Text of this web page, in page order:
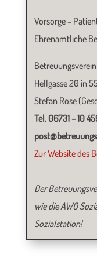
Vorsorge –
Ehrenamtliche
Hellgasse 20 in
Stefan Rose
Tel. 06731 – 10
Zur Website des
Der
wie die AWO
Sozialstation!